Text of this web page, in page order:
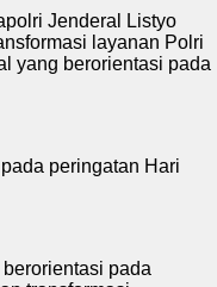
Jenderal Listyo
layanan Polri
yang berorientasi pada
peringatan Hari
pada